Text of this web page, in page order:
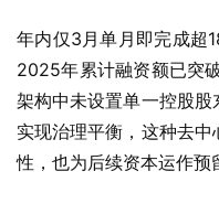
年内仅3月单月即完成超
2025年累计融资额已突
架构中未设置单一控股
实现治理平衡，这种去
性，也为后续资本运作预